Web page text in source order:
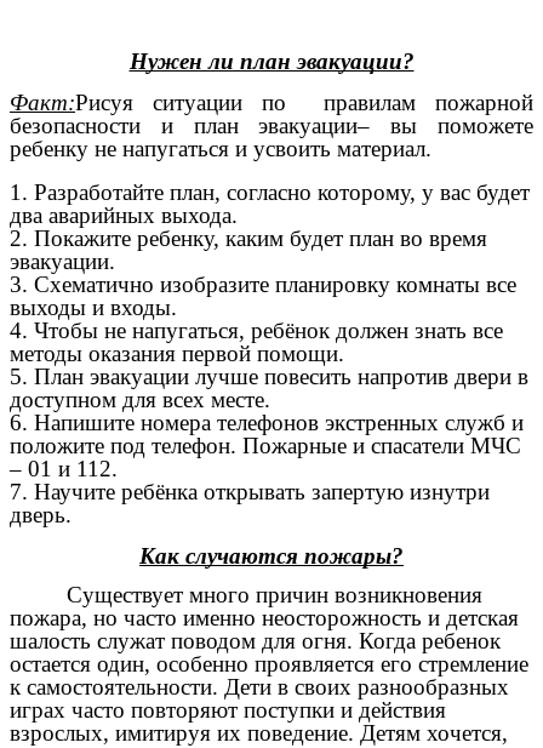
Нужен ли план эвакуации?
Факт:Рисуя ситуации по правилам пожарной
безопасности и план эвакуации– вы поможете
ребенку не напугаться и усвоить материал.
1. Разработайте план, согласно которому, у вас будет
два аварийных выхода.
2. Покажите ребенку, каким будет план во время
эвакуации.
3. Схематично изобразите планировку комнаты все
выходы и входы.
4. Чтобы не напугаться, ребёнок должен знать все
методы оказания первой помощи.
5. План эвакуации лучше повесить напротив двери в
доступном для всех месте.
6. Напишите номера телефонов экстренных служб и
положите под телефон. Пожарные и спасатели МЧС
– 01 и 112.
7. Научите ребёнка открывать запертую изнутри
дверь.
Как случаются пожары?
Существует много причин возникновения
пожара, но часто именно неосторожность и детская
шалость служат поводом для огня. Когда ребенок
остается один, особенно проявляется его стремление
к самостоятельности. Дети в своих разнообразных
играх часто повторяют поступки и действия
взрослых, имитируя их поведение. Детям хочется,